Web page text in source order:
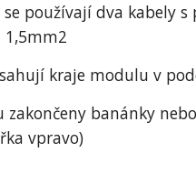
používají dva kabely
1,5mm2
kraje modulu v
zakončeny banánky
vpravo)